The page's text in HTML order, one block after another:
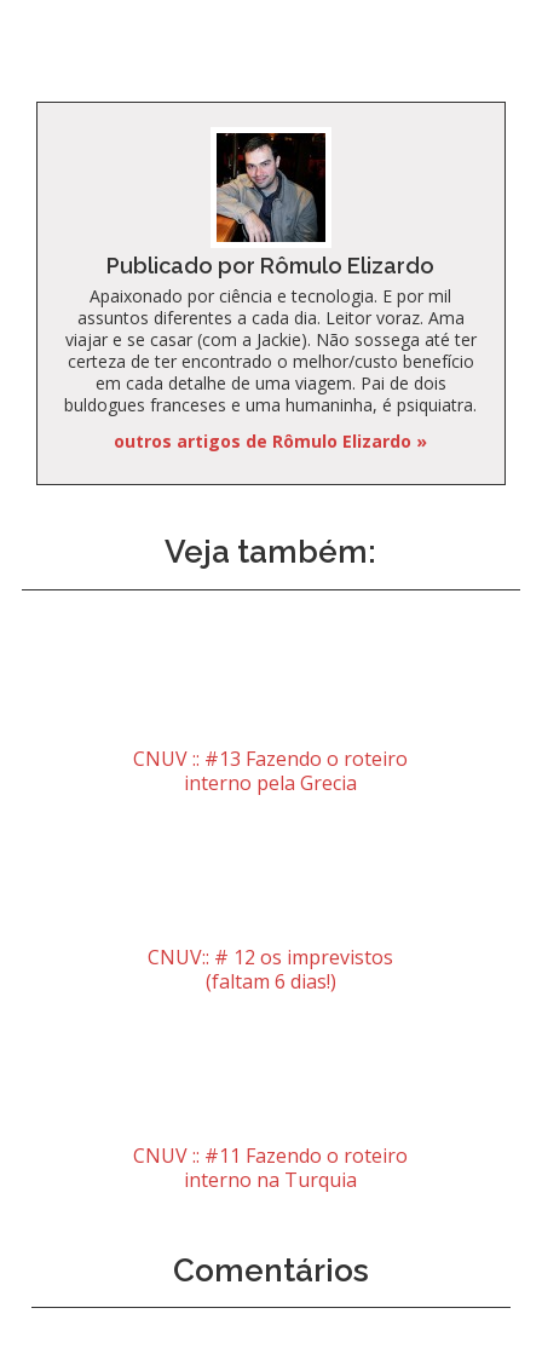
Publicado por Rômulo Elizardo
Apaixonado por ciência e tecnologia. E por mil
assuntos diferentes a cada dia. Leitor voraz. Ama
viajar e se casar (com a Jackie). Não sossega até ter
certeza de ter encontrado o melhor/custo benefício
em cada detalhe de uma viagem. Pai de dois
buldogues franceses e uma humaninha, é psiquiatra.
outros artigos de Rômulo Elizardo »
Veja também:
CNUV :: #13 Fazendo o roteiro
interno pela Grecia
CNUV:: # 12 os imprevistos
(faltam 6 dias!)
CNUV :: #11 Fazendo o roteiro
interno na Turquia
Comentários